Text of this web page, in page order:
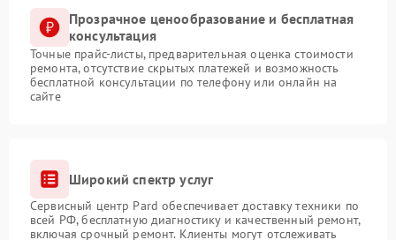
Прозрачное ценообразование и бесплатная
консультация
Точные прайс-листы, предварительная оценка стоимости
ремонта, отсутствие скрытых платежей и возможность
бесплатной консультации по телефону или онлайн на
сайте
Широкий спектр услуг
Сервисный центр Pard обеспечивает доставку техники по
всей РФ, бесплатную диагностику и качественный ремонт,
включая срочный ремонт. Клиенты могут отслеживать